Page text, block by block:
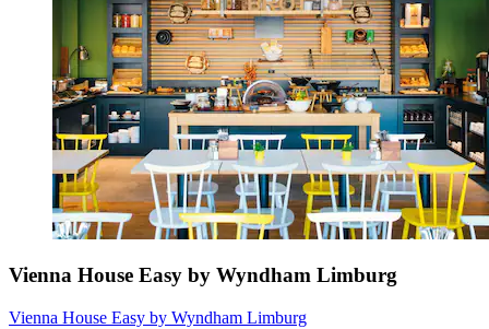
Vienna House Easy by Wyndham Limburg
Vienna House Easy by Wyndham Limburg